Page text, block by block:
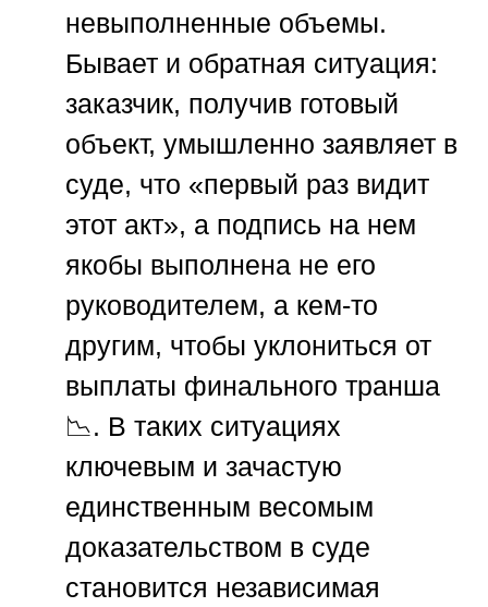
невыполненные объемы.
Бывает и обратная ситуация:
заказчик, получив готовый
объект, умышленно заявляет в
суде, что «первый раз видит
этот акт», а подпись на нем
якобы выполнена не его
руководителем, а кем-то
другим, чтобы уклониться от
выплаты финального транша
📉. В таких ситуациях
ключевым и зачастую
единственным весомым
доказательством в суде
становится независимая